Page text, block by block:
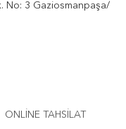
No: 3 Gaziosmanpaşa/
ONLİNE TAHSİLAT